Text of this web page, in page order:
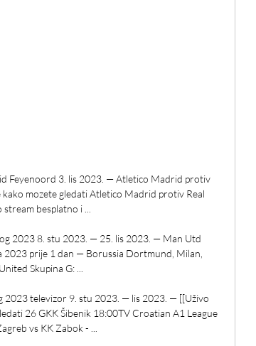
Feyenoord 3. lis 2023. — Atletico Madrid protiv
mozete gledati Atletico Madrid protiv Real
besplatno i ...
2023 8. stu 2023. — 25. lis 2023. — Man Utd
2023 prije 1 dan — Borussia Dortmund, Milan,
Skupina G: ...
2023 televizor 9. stu 2023. — lis 2023. — [[Uživo
26 GKK Šibenik 18:00TV Croatian A1 League
vs KK Zabok - ...